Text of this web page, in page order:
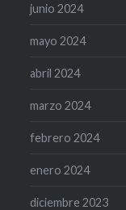
junio 2024
mayo 2024
abril 2024
marzo 2024
febrero 2024
enero 2024
diciembre 2023